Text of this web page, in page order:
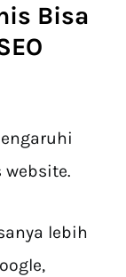
Bisa
lebih